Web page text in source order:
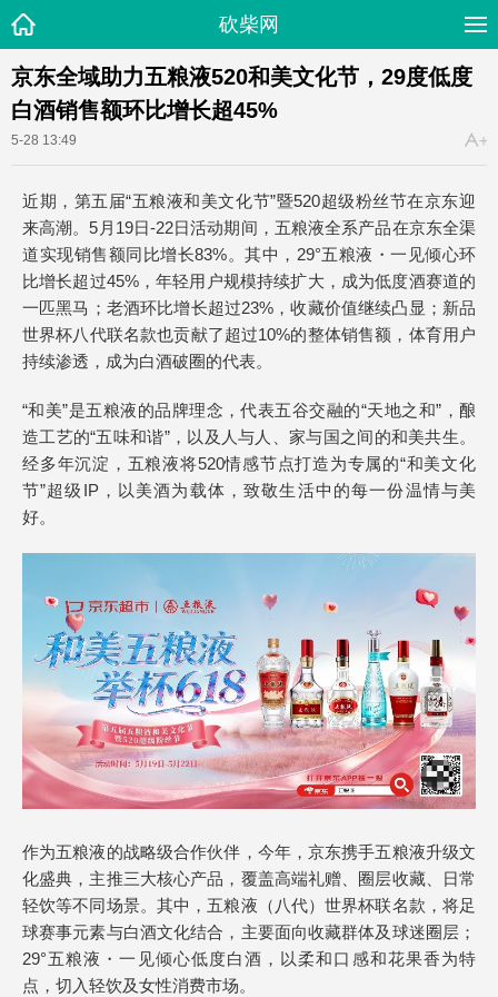
砍柴网
京东全域助力五粮液520和美文化节，29度低度
白酒销售额环比增长超45%
5-28 13:49
近期，第五届“五粮液和美文化节”暨520超级粉丝节在京东迎
来高潮。5月19日-22日活动期间，五粮液全系产品在京东全渠
道实现销售额同比增长83%。其中，29°五粮液・一见倾心环
比增长超过45%，年轻用户规模持续扩大，成为低度酒赛道的
一匹黑马；老酒环比增长超过23%，收藏价值继续凸显；新品
世界杯八代联名款也贡献了超过10%的整体销售额，体育用户
持续渗透，成为白酒破圈的代表。
“和美”是五粮液的品牌理念，代表五谷交融的“天地之和”，酿
造工艺的“五味和谐”，以及人与人、家与国之间的和美共生。
经多年沉淀，五粮液将520情感节点打造为专属的“和美文化
节”超级IP，以美酒为载体，致敬生活中的每一份温情与美
好。
作为五粮液的战略级合作伙伴，今年，京东携手五粮液升级文
化盛典，主推三大核心产品，覆盖高端礼赠、圈层收藏、日常
轻饮等不同场景。其中，五粮液（八代）世界杯联名款，将足
球赛事元素与白酒文化结合，主要面向收藏群体及球迷圈层；
29°五粮液・一见倾心低度白酒，以柔和口感和花果香为特
点，切入轻饮及女性消费市场。